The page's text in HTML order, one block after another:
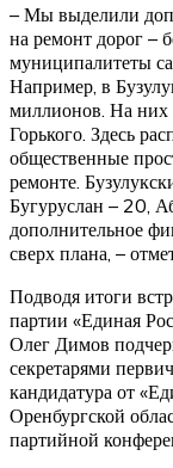
– Мы выделили
на ремонт дорог –
муниципалитеты
Например, в
миллионов. На них
Горького. Здесь
общественные
ремонте.
Бугуруслан – 20,
дополнительное
сверх плана, –
Подводя итоги
партии «Единая
Олег Димов
секретарями
кандидатура от
Оренбургской
партийной